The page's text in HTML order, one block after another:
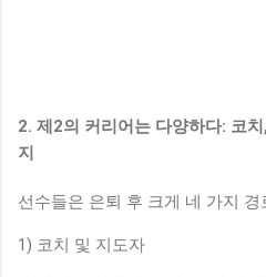
2. 제2의 커리어는 다양하다: 코
지
선수들은 은퇴 후 크게 네 가지 경
1) 코치 및 지도자